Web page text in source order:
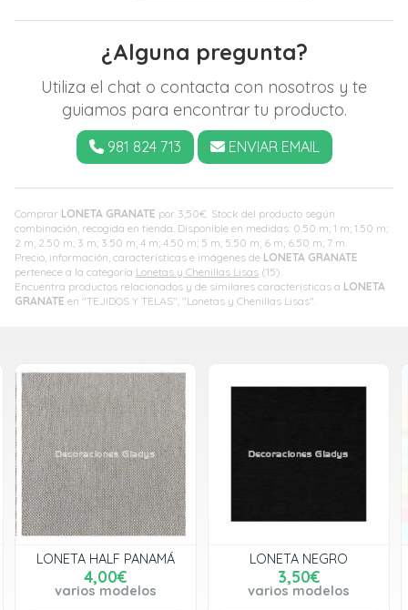
Comprar LONETA GRANATE por 3,50€ . Stock del producto según
combinación, recogida en tienda. Disponible en medidas: 0.50 m; 1 m; 1.50 m;
2 m; 2.50 m; 3 m; 3.50 m; 4 m; 4.50 m; 5 m; 5.50 m; 6 m; 6.50 m; 7 m.
Precio, información, características e imágenes de LONETA GRANATE
pertenece a la categoría Lonetas y Chenillas Lisas (15).
Encuentra productos relacionados y de similares características a LONETA
GRANATE en "TEJIDOS Y TELAS", "Lonetas y Chenillas Lisas".
¿Alguna pregunta?
Utiliza el chat o contacta con nosotros y te
guiamos para encontrar tu producto.
981 824 713 ENVIAR EMAIL
LONETA HALF PANAMÁ
4,00€
varios modelos
LONETA NEGRO
3,50€
varios modelos